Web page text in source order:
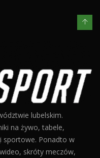
lubelskim.
na żywo, tabele,
sportowe. Ponadto w
skróty meczów,